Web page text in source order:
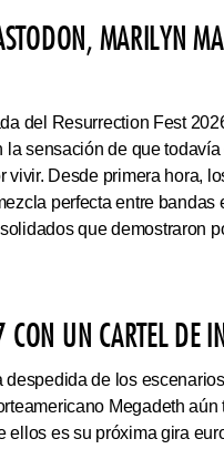
MARILYN
del Resurrection Fest
la sensación de que
vivir. Desde primera hora,
perfecta entre
que demostraron
UN CARTEL DE
despedida de los
Megadeth
ellos es su próxima gira